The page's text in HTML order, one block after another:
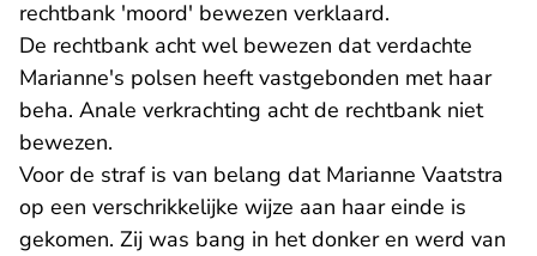
rechtbank 'moord' bewezen verklaard.
De rechtbank acht wel bewezen dat verdachte
Marianne's polsen heeft vastgebonden met haar
beha. Anale verkrachting acht de rechtbank niet
bewezen.
Voor de straf is van belang dat Marianne Vaatstra
op een verschrikkelijke wijze aan haar einde is
gekomen. Zij was bang in het donker en werd van